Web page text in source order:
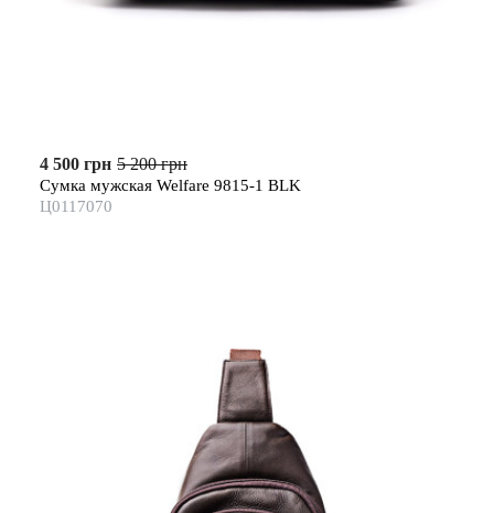
4 500 грн 5 200 грн
Сумка мужская Welfare 9815-1 BLK
Ц0117070